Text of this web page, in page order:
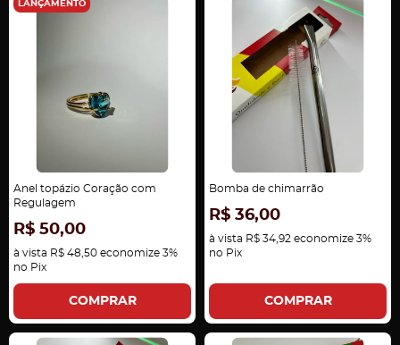
LANÇAMENTO
Anel topázio Coração com
Regulagem
R$ 50,00
à vista R$ 48,50 economize 3%
no Pix
COMPRAR
Bomba de chimarrão
R$ 36,00
à vista R$ 34,92 economize 3%
no Pix
COMPRAR